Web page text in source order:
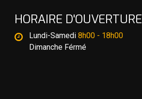
HORAIRE D'OUVERTURE
Lundi-Samedi 8h00 - 18h00
Dimanche Férmé